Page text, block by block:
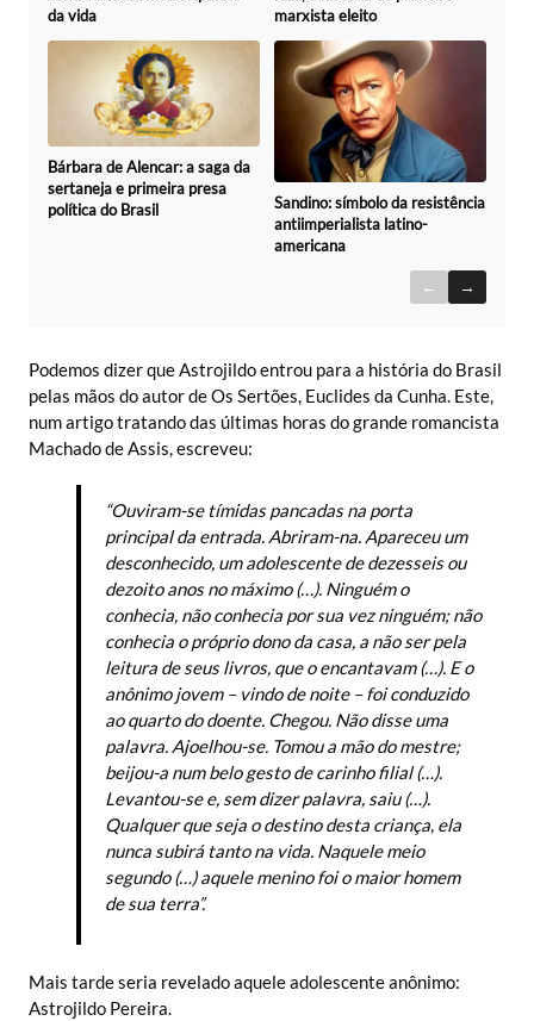
da vida
marxista eleito
Bárbara de Alencar: a saga da
sertaneja e primeira presa
política do Brasil
Sandino: símbolo da resistência
antiimperialista latino-
americana
← →
Podemos dizer que Astrojildo entrou para a história do Brasil
pelas mãos do autor de Os Sertões, Euclides da Cunha. Este,
num artigo tratando das últimas horas do grande romancista
Machado de Assis, escreveu:
“Ouviram-se tímidas pancadas na porta
principal da entrada. Abriram-na. Apareceu um
desconhecido, um adolescente de dezesseis ou
dezoito anos no máximo (…). Ninguém o
conhecia, não conhecia por sua vez ninguém; não
conhecia o próprio dono da casa, a não ser pela
leitura de seus livros, que o encantavam (…). E o
anônimo jovem – vindo de noite – foi conduzido
ao quarto do doente. Chegou. Não disse uma
palavra. Ajoelhou-se. Tomou a mão do mestre;
beijou-a num belo gesto de carinho filial (…).
Levantou-se e, sem dizer palavra, saiu (…).
Qualquer que seja o destino desta criança, ela
nunca subirá tanto na vida. Naquele meio
segundo (…) aquele menino foi o maior homem
de sua terra”.
Mais tarde seria revelado aquele adolescente anônimo:
Astrojildo Pereira.